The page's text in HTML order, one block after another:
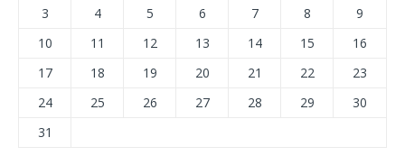
3
4 5 6 7 8
9
10
11 12 13 14 15
16
17
18 19 20 21 22
23
24
25 26 27 28 29
30
31